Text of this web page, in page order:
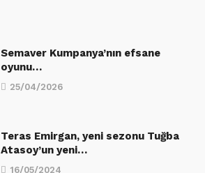
Semaver Kumpanya’nın efsane
oyunu…
25/04/2026
Teras Emirgan, yeni sezonu Tuğba
Atasoy’un yeni…
16/05/2024